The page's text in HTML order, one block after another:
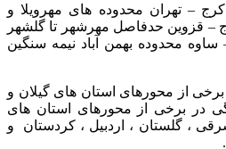
– تهران محدوده های مهرویلا و
کرج – قزوین حدفاصل مهرشهر تا گلشهر
ساوه محدوده بهمن آباد نیمه سنگین
از محورهای استان های گیلان و
در برخی از محورهای استان های
شرقی ، گلستان ، اردبیل ، کردستان و